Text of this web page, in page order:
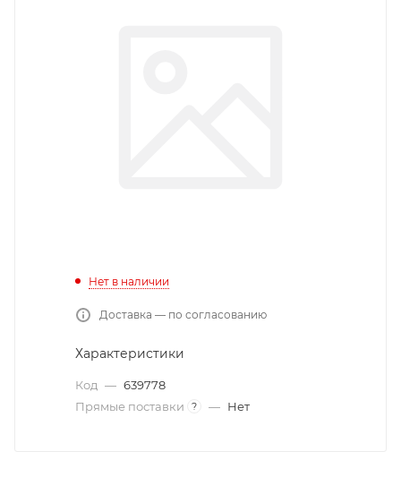
Нет в наличии
Доставка — по согласованию
Характеристики
Код — 639778
Прямые поставки
? — Нет